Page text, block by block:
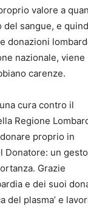
valore a
del sangue, e
donazioni
nazionale, viene
carenze.
cura contro il
Regione
proprio in
Donatore: un
Grazie
e dei suoi
del plasma’ e